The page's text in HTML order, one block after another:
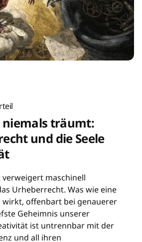
niemals träumt:
und die Seele
maschinell
Urheberrecht. Was wie eine
wirkt, offenbart bei genauerer
Geheimnis unserer
ist untrennbar mit der
und all ihren